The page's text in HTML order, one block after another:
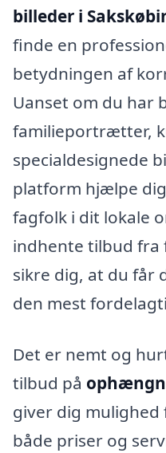
billeder i
finde en
betydningen af
Uanset om du har
familieportrætter,
specialdesignede
platform hjælpe
fagfolk i dit lokale
indhente tilbud fra
sikre dig, at du får
den mest
Det er nemt og
tilbud på
giver dig
både priser og